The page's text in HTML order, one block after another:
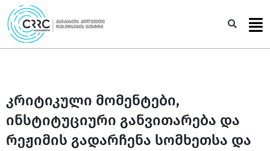
Skip
to
content
კრიტიკული მომენტები,
ინსტიტუციური განვითარება და
რეჟიმის გადარჩენა სომხეთსა და